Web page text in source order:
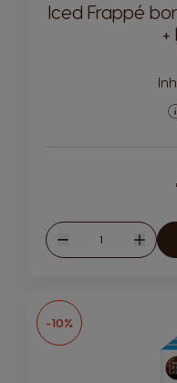
Iced Frappé
+
Verlagen
Hoeveelheid
-10%